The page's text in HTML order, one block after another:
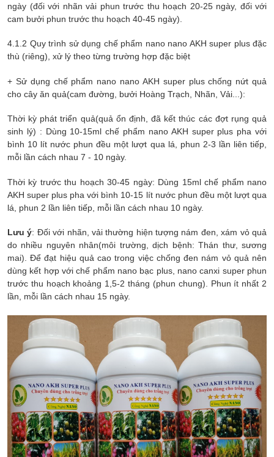
ngày (đối với nhãn vải phun trước thu hoạch 20-25 ngày, đối với
cam bưởi phun trước thu hoạch 40-45 ngày).
4.1.2 Quy trình sử dụng chế phẩm nano nano AKH super plus đặc
thù (riêng), xử lý theo từng trường hợp đặc biệt
+ Sử dụng chế phẩm nano nano AKH super pluschống nứt quả
cho cây ăn quả(cam đường, bưởi Hoàng Trạch, Nhãn, Vải...):
Thời kỳ phát triển quả(quả ổn định, đã kết thúc các đợt rụng quả
sinh lý) : Dùng 10-15ml chế phẩm nano AKH super plus pha với
bình 10 lít nước phun đều một lượt qua lá, phun 2-3 lần liên tiếp,
mỗi lần cách nhau 7 - 10 ngày.
Thời kỳ trước thu hoạch 30-45 ngày: Dùng 15ml chế phẩm nano
AKH super plus pha với bình 10-15 lít nước phun đều một lượt qua
lá, phun 2 lần liên tiếp, mỗi lần cách nhau 10 ngày.
Lưu ý: Đối với nhãn, vải thường hiện tượng nám đen, xám vỏ quả
do nhiều nguyên nhân(môi trường, dịch bệnh: Thán thư, sương
mai). Để đạt hiệu quả cao trong việc chống đen nám vỏ quả nên
dùng kết hợp với chế phẩm nano bạc plus, nano canxi super phun
trước thu hoạch khoảng 1,5-2 tháng (phun chung). Phun ít nhất 2
lần, mỗi lần cách nhau 15 ngày.